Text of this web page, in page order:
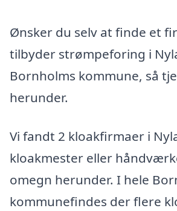
Ønsker du selv at finde et
tilbyder strømpeforing i
Bornholms kommune, så
herunder.
Vi fandt 2 kloakfirmaer i
kloakmester eller
omegn herunder. I hele
kommunefindes der flere